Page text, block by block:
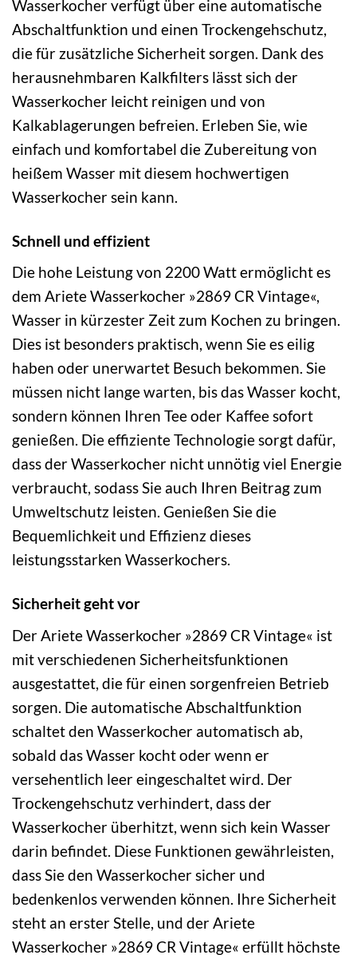
Wasserkocher verfügt über eine automatische
Abschaltfunktion und einen Trockengehschutz,
die für zusätzliche Sicherheit sorgen. Dank des
herausnehmbaren Kalkfilters lässt sich der
Wasserkocher leicht reinigen und von
Kalkablagerungen befreien. Erleben Sie, wie
einfach und komfortabel die Zubereitung von
heißem Wasser mit diesem hochwertigen
Wasserkocher sein kann.
Schnell und effizient
Die hohe Leistung von 2200 Watt ermöglicht es
dem Ariete Wasserkocher »2869 CR Vintage«,
Wasser in kürzester Zeit zum Kochen zu bringen.
Dies ist besonders praktisch, wenn Sie es eilig
haben oder unerwartet Besuch bekommen. Sie
müssen nicht lange warten, bis das Wasser kocht,
sondern können Ihren Tee oder Kaffee sofort
genießen. Die effiziente Technologie sorgt dafür,
dass der Wasserkocher nicht unnötig viel Energie
verbraucht, sodass Sie auch Ihren Beitrag zum
Umweltschutz leisten. Genießen Sie die
Bequemlichkeit und Effizienz dieses
leistungsstarken Wasserkochers.
Sicherheit geht vor
Der Ariete Wasserkocher »2869 CR Vintage« ist
mit verschiedenen Sicherheitsfunktionen
ausgestattet, die für einen sorgenfreien Betrieb
sorgen. Die automatische Abschaltfunktion
schaltet den Wasserkocher automatisch ab,
sobald das Wasser kocht oder wenn er
versehentlich leer eingeschaltet wird. Der
Trockengehschutz verhindert, dass der
Wasserkocher überhitzt, wenn sich kein Wasser
darin befindet. Diese Funktionen gewährleisten,
dass Sie den Wasserkocher sicher und
bedenkenlos verwenden können. Ihre Sicherheit
steht an erster Stelle, und der Ariete
Wasserkocher »2869 CR Vintage« erfüllt höchste